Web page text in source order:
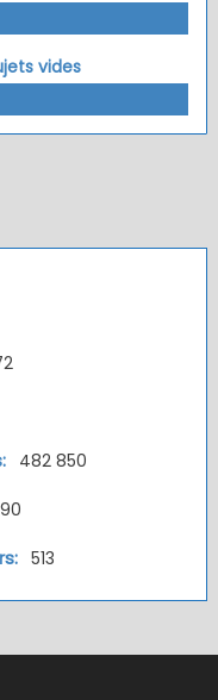
vides
482 850
513